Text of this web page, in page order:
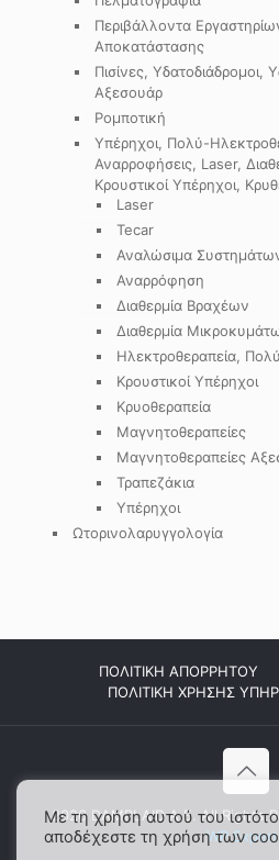
Περιβάλλοντα
Αποκατάστασης
Πισίνες, Υδατοδιάδρομοι,
Αξεσουάρ
Ρομποτική
Υπέρηχοι, Πολύ-
Αναρροφήσεις, Laser,
Κρουστικοί Υπέρηχοι,
Laser
Tecar
Αναλώσιμα
Αναρρόφηση
Διαθερμία Βραχέων
Διαθερμία
Ηλεκτροθεραπεία,
Κρουστικοί Υπέρηχοι
Κρυοθεραπεία
Μαγνητοθεραπείες
Μαγνητοθεραπείες
Τραπεζάκια
Υπέρηχοι
Ωτορινολαρυγγολογία
ΠΟΛΙΤΙΚΗ ΑΠΟΡΡΗΤΟΥ
ΠΟΛΙΤΙΚΗ ΧΡΗΣΗΣ
2026 DAMPLAID Α.Ε. All Rights
WP
Με τη χρήση αυτού του
αποδέχεστε τη χρήση των